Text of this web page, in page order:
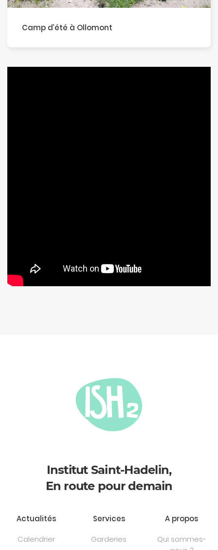
Camp d’été à Ollomont
Institut Saint-Hadelin,
En route pour demain
Actualités
Calendrier
Services
Garderies
A propos
Qui sommes-